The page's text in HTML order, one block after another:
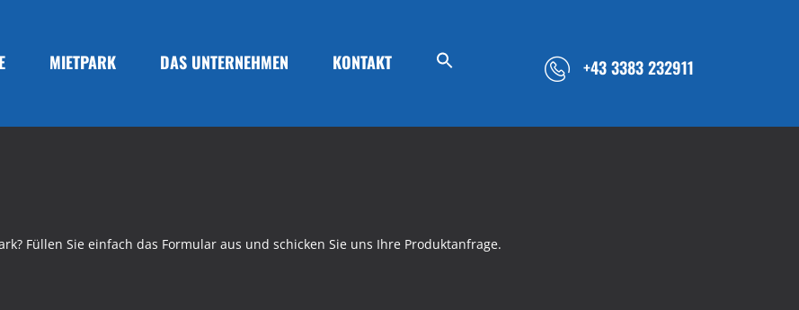
+43 3383 232911
MIETPARK DAS UNTERNEHMEN KONTAKT
Füllen Sie einfach das Formular aus und schicken Sie uns Ihre Produktanfrage.